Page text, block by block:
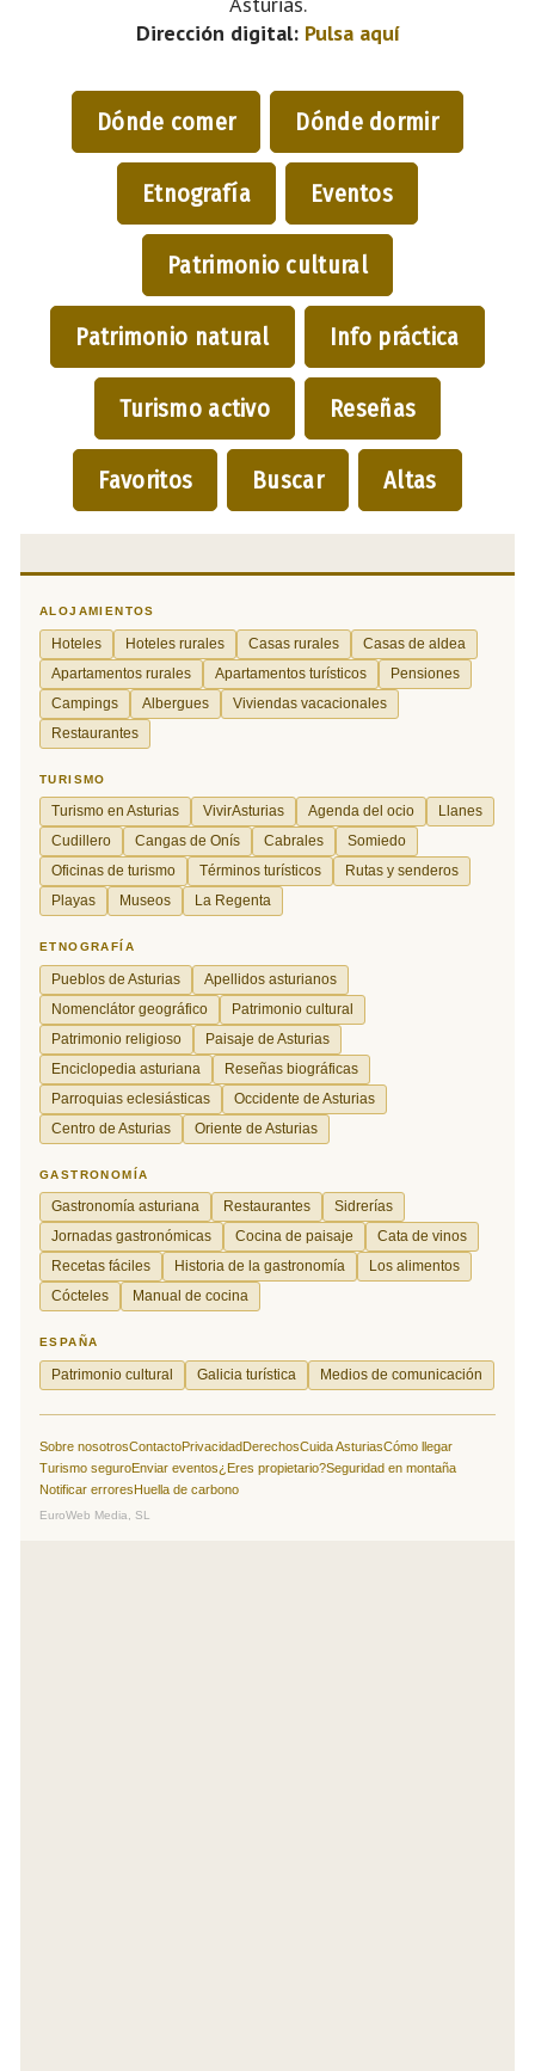
Dirección digital: Pulsa aquí
Dónde comer Dónde dormir
Etnografía Eventos
Patrimonio cultural
Patrimonio natural Info práctica
Turismo activo Reseñas
Favoritos Buscar Altas